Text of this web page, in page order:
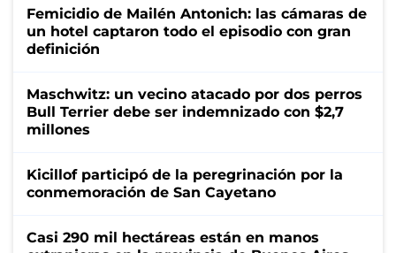
Femicidio de Mailén Antonich: las cámaras de
un hotel captaron todo el episodio con gran
definición
Maschwitz: un vecino atacado por dos perros
Bull Terrier debe ser indemnizado con $2,7
millones
Kicillof participó de la peregrinación por la
conmemoración de San Cayetano
Casi 290 mil hectáreas están en manos